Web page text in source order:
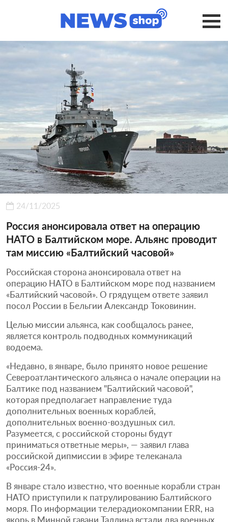
24/11/2025
Россия анонсировала ответ на операцию
НАТО в Балтийском море. Альянс проводит
там миссию «Балтийский часовой»
Российская сторона анонсировала ответ на
операцию НАТО в Балтийском море под названием
«Балтийский часовой». О грядущем ответе заявил
посол России в Бельгии Александр Токовинин.
Целью миссии альянса, как сообщалось ранее,
является контроль подводных коммуникаций
водоема.
«Недавно, в январе, было принято новое решение
Североатлантического альянса о начале операции на
Балтике под названием "Балтийский часовой",
которая предполагает направление туда
дополнительных военных кораблей,
дополнительных военно-воздушных сил.
Разумеется, с российской стороны будут
приниматься ответные меры», — заявил глава
российской дипмиссии в эфире телеканала
«Россия-24».
В январе стало известно, что военные корабли стран
НАТО приступили к патрулированию Балтийского
моря. По информации телерадиокомпании ERR, на
якорь в Минной гавани Таллина встали два военных